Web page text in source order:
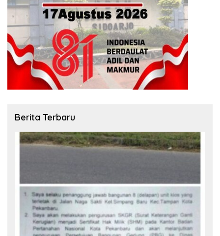
Berita Terbaru